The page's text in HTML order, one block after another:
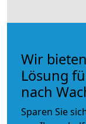
Wir
Lösung
nach
Sparen Sie